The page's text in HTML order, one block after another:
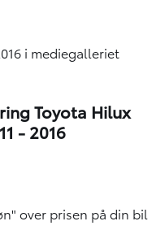
i mediegalleriet
Toyota Hilux
- 2016
over prisen på din bil